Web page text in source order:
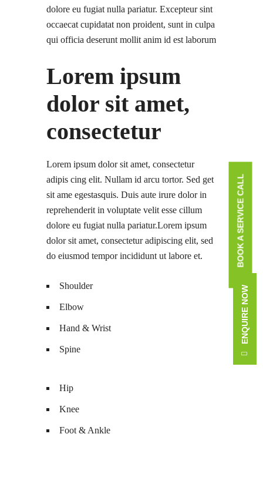
dolore eu fugiat nulla pariatur. Excepteur sint
occaecat cupidatat non proident, sunt in culpa
qui officia deserunt mollit anim id est laborum
Lorem ipsum
dolor sit amet,
consectetur
Lorem ipsum dolor sit amet, consectetur
adipis cing elit. Nullam id arcu tortor. Sed get
sit ame egestasquis. Duis aute irure dolor in
reprehenderit in voluptate velit esse cillum
dolore eu fugiat nulla pariatur.Lorem ipsum
dolor sit amet, consectetur adipiscing elit, sed
do eiusmod tempor incididunt ut labore et.
Shoulder
Elbow
Hand & Wrist
Spine
Hip
Knee
Foot & Ankle
BOOK A SERVICE CALL
ENQUIRE NOW